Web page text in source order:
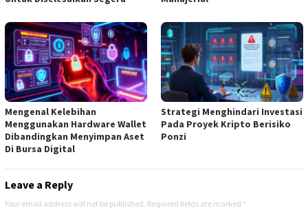
Mengenal Kelebihan
Menggunakan Hardware Wallet
Dibandingkan Menyimpan Aset
Di Bursa Digital
Strategi Menghindari Investasi
Pada Proyek Kripto Berisiko
Ponzi
Leave a Reply
Your email address will not be published. Required fields are marked *